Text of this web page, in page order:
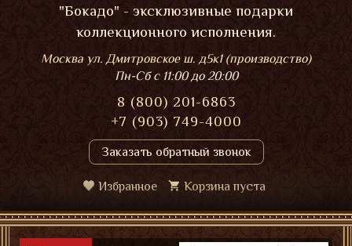
"Бокадо" - эксклюзивные подарки
коллекционного исполнения.
Москва ул. Дмитровское ш. д5к1 (производство)
Пн-Сбс 11:00 до 20:00
8 (800) 201-6863
+7 (903) 749-4000
Заказать обратный звонок
Избранное Корзина пуста